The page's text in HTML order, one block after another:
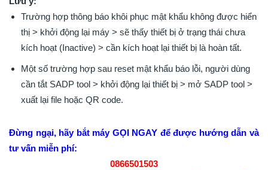
Trường hợp thông báo khôi phục mật khẩu không được hiển
thị > khởi động lại máy > sẽ thấy thiết bị ở trạng thái chưa
kích hoạt (Inactive) > cần kích hoạt lại thiết bị là hoàn tất.
Một số trường hợp sau reset mật khẩu báo lỗi, người dùng
cần tắt SADP tool > khởi động lại thiết bị > mở SADP tool >
xuất lại file hoặc QR code.
Đừng ngại, hãy bắt máy GỌI NGAY để được hướng dẫn và
tư vấn miễn phí:
0866501503